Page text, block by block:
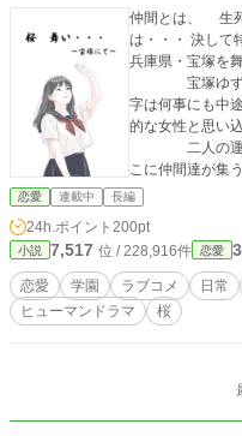
仲間とは、 生
は・・・ 決して特別ではない者達の、儚い三年間の思い出―
兵庫県・宝塚を
宝塚ゆずり葉
字は何事にも中
的な女性と思
二人の
こに仲間達が集
の中を凛と歩き
恋愛 連載中 長編
24h.ポイント 200pt
小説 7,517 位 / 228,916件 恋愛
恋愛 学園 ラブコメ 日常
ヒューマンドラマ
桜